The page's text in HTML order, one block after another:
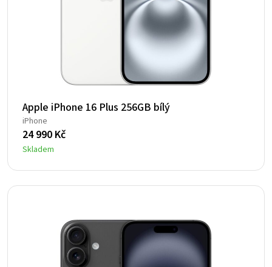
Apple iPhone 16 Plus 256GB bílý
iPhone
24 990 Kč
Skladem